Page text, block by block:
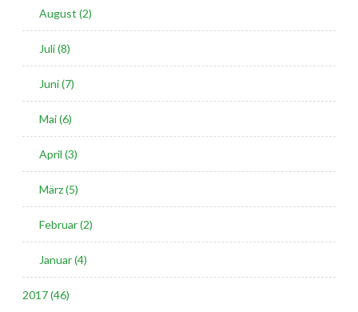
August (2)
Juli (8)
Juni (7)
Mai (6)
April (3)
März (5)
Februar (2)
Januar (4)
2017 (46)